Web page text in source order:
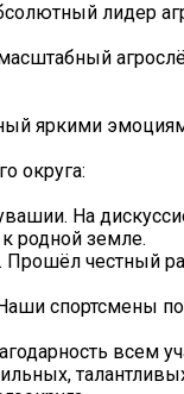
лидер
яркими
округа:
На
родной земле.
честный
спортсмены
всем